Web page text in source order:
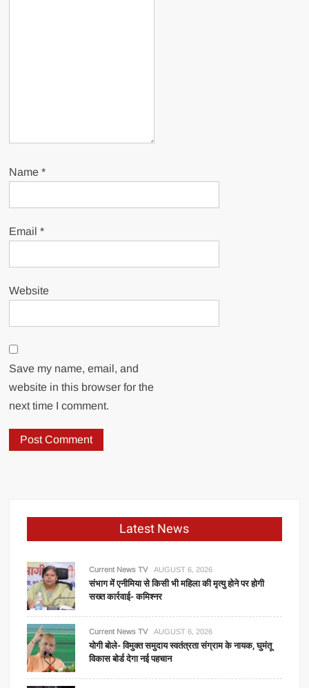
Name*
Email*
Website
Save my name, email, and
website in this browser for the
next time I comment.
Latest News
Current News TV AUGUST 6, 2026
संभाग में एनीमिया से किसी भी महिला की मृत्यु होने पर होगी
सख्त कार्रवाई- कमिश्नर
Current News TV AUGUST 6, 2026
योगी बोले- विमुक्त समुदाय स्वतंत्रता संग्राम के नायक, घुमंतू
विकास बोर्ड देगा नई पहचान